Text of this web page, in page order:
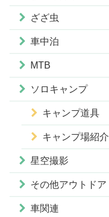
ざざ虫
車中泊
MTB
ソロキャンプ
キャンプ道具
キャンプ場紹介
星空撮影
その他アウトドア
車関連